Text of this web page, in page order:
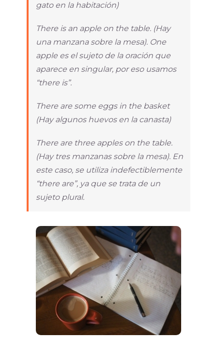
gato en la habitación)
There is an apple on the table. (Hay
una manzana sobre la mesa). One
apple es el sujeto de la oración que
aparece en singular, por eso usamos
“there is”.
There are some eggs in the basket
(Hay algunos huevos en la canasta)
There are three apples on the table.
(Hay tres manzanas sobre la mesa). En
este caso, se utiliza indefectiblemente
“there are”, ya que se trata de un
sujeto plural.